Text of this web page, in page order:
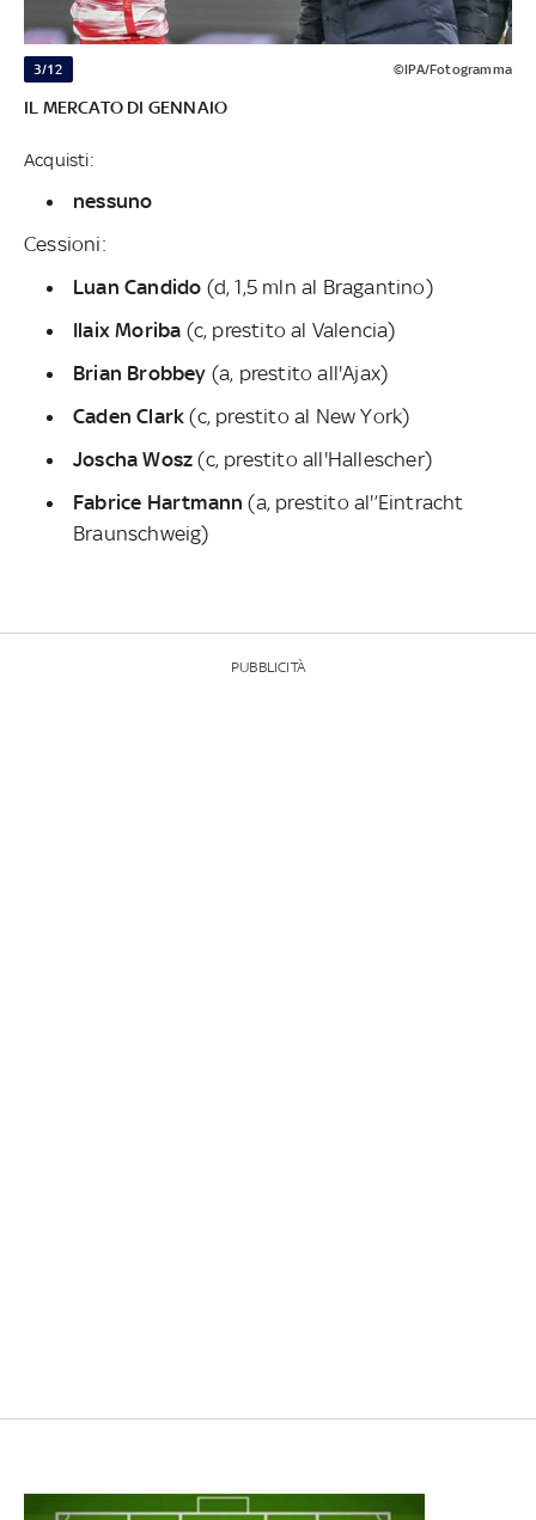
3/12 ©IPA/Fotogramma
IL MERCATO DI GENNAIO
Acquisti:
nessuno
Cessioni:
Luan Candido (d, 1,5 mln al Bragantino)
Ilaix Moriba (c, prestito al Valencia)
Brian Brobbey (a, prestito all'Ajax)
Caden Clark (c, prestito al New York)
Joscha Wosz(c, prestito all'Hallescher)
Fabrice Hartmann (a, prestito al'’Eintracht
Braunschweig)
PUBBLICITÀ